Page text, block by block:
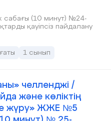
сабағы (10 минут) №24-
1 сынып
челленджі /
және көліктің
жүру» ЖЖЕ №5